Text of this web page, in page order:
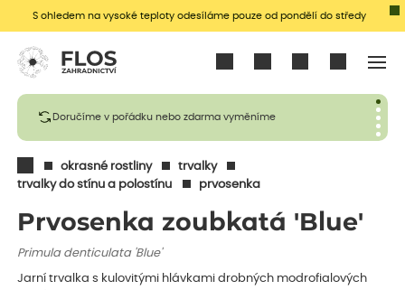
S ohledem na vysoké teploty odesíláme pouze od pondělí do středy
Doručíme v pořádku nebo zdarma vyměníme
okrasné rostliny
trvalky
trvalky do stínu a polostínu
prvosenka
Prvosenka zoubkatá 'Blue'
Primula denticulata 'Blue'
Jarní trvalka s kulovitými hlávkami drobných modrofialových